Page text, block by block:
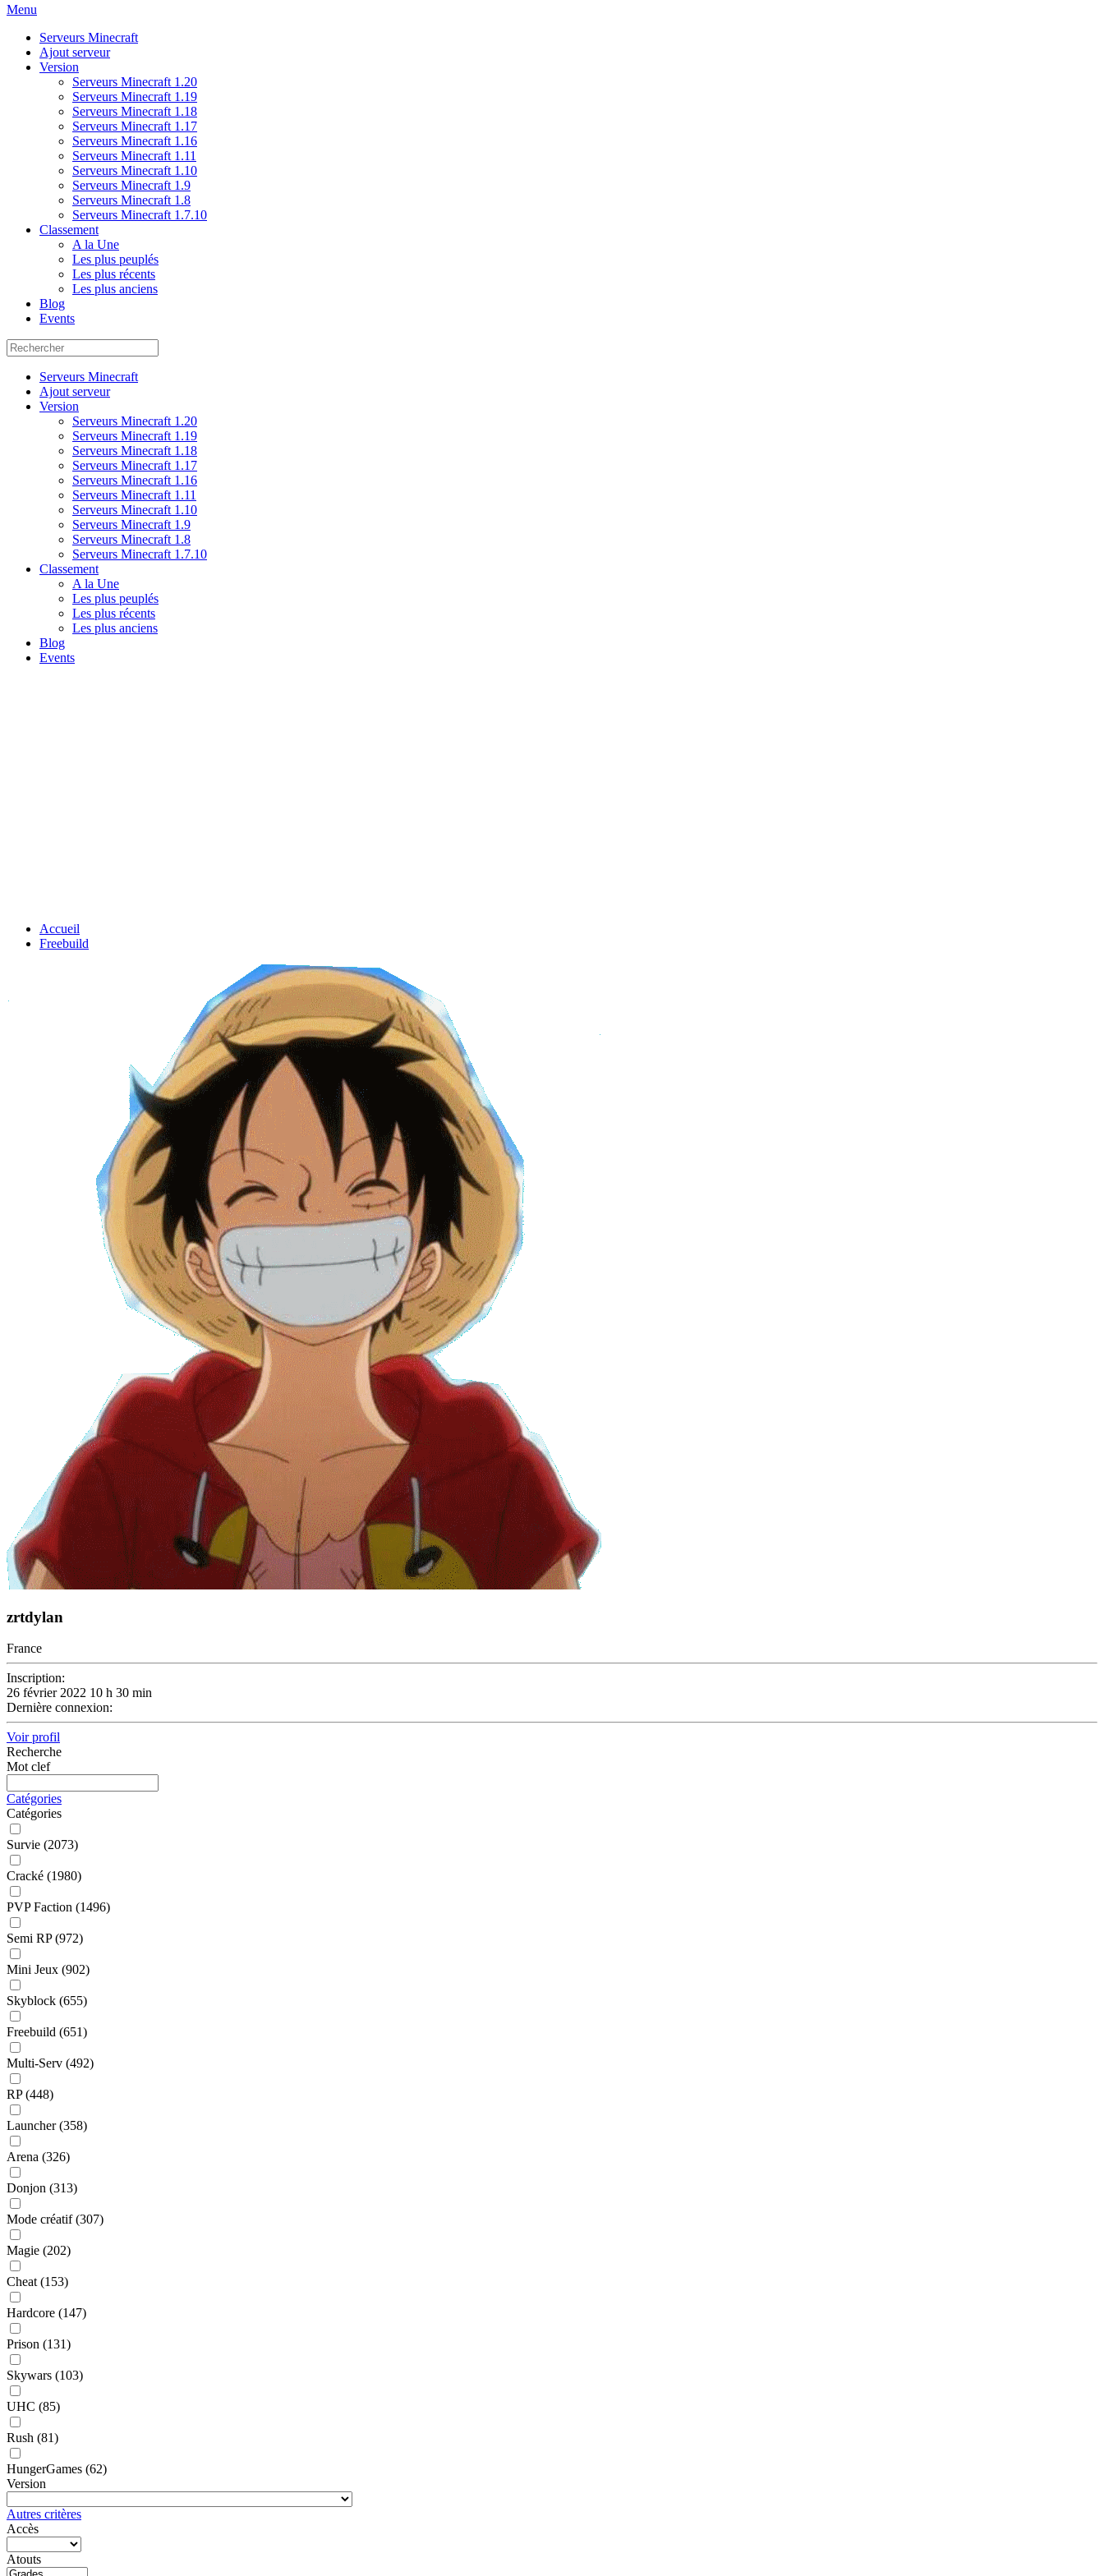
Menu
Serveurs Minecraft
Ajout serveur
Version
Serveurs Minecraft 1.20
Serveurs Minecraft 1.19
Serveurs Minecraft 1.18
Serveurs Minecraft 1.17
Serveurs Minecraft 1.16
Serveurs Minecraft 1.11
Serveurs Minecraft 1.10
Serveurs Minecraft 1.9
Serveurs Minecraft 1.8
Serveurs Minecraft 1.7.10
Classement
A la Une
Les plus peuplés
Les plus récents
Les plus anciens
Blog
Events
Serveurs Minecraft
Ajout serveur
Version
Serveurs Minecraft 1.20
Serveurs Minecraft 1.19
Serveurs Minecraft 1.18
Serveurs Minecraft 1.17
Serveurs Minecraft 1.16
Serveurs Minecraft 1.11
Serveurs Minecraft 1.10
Serveurs Minecraft 1.9
Serveurs Minecraft 1.8
Serveurs Minecraft 1.7.10
Classement
A la Une
Les plus peuplés
Les plus récents
Les plus anciens
Blog
Events
Accueil
Freebuild
zrtdylan
France
Inscription:
26 février 2022 10 h 30 min
Dernière connexion:
Voir profil
Recherche
Mot clef
Catégories
Catégories
Survie (2073)
Cracké (1980)
PVP Faction (1496)
Semi RP(972)
Mini Jeux (902)
Skyblock (655)
Freebuild (651)
Multi-Serv (492)
RP(448)
Launcher(358)
Arena (326)
Donjon (313)
Mode créatif(307)
Magie (202)
Cheat (153)
Hardcore (147)
Prison (131)
Skywars (103)
UHC (85)
Rush (81)
HungerGames (62)
Version
Autres critères
Accès
Atouts